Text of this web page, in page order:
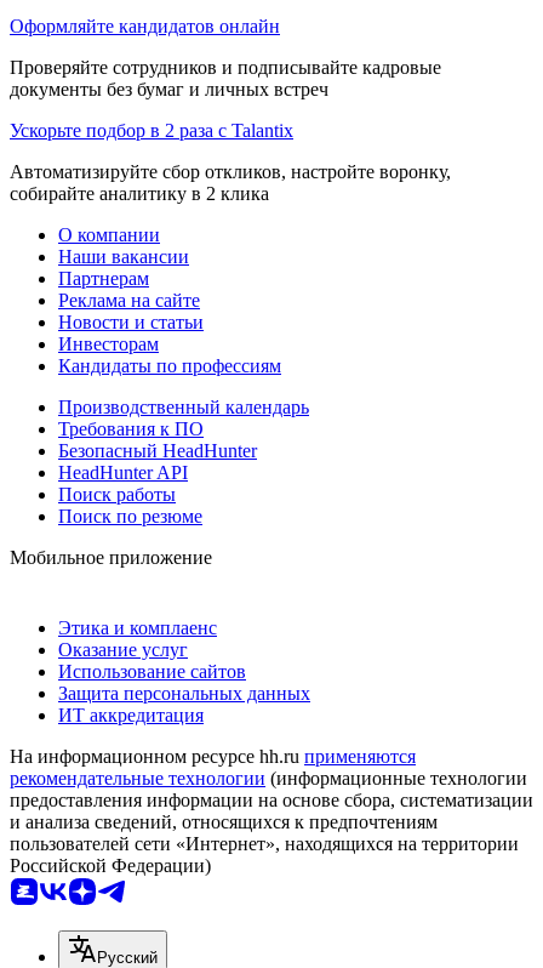
Оформляйте кандидатов онлайн
Проверяйте сотрудников и подписывайте кадровые
документы без бумаг и личных встреч
Ускорьте подбор в 2 раза с Talantix
Автоматизируйте сбор откликов, настройте воронку,
собирайте аналитику в 2 клика
О компании
Наши вакансии
Партнерам
Реклама на сайте
Новости и статьи
Инвесторам
Кандидаты по профессиям
Производственный календарь
Требования к ПО
Безопасный HeadHunter
HeadHunter API
Поиск работы
Поиск по резюме
Мобильное приложение
Этика и комплаенс
Оказание услуг
Использование сайтов
Защита персональных данных
ИТ аккредитация
На информационном ресурсе hh.ru применяются
рекомендательные технологии (информационные технологии
предоставления информации на основе сбора, систематизации
и анализа сведений, относящихся к предпочтениям
пользователей сети «Интернет», находящихся на территории
Российской Федерации)
Русский